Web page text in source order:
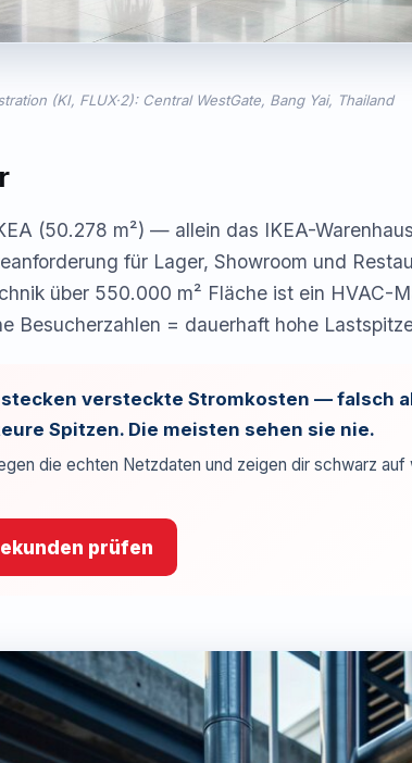
(KI, FLUX·2): Central WestGate, Bang Yai, Thailand
(50.278 m²) — allein das IKEA-
für Lager, Showroom und
über 550.000 m² Fläche ist ein HVAC-
Besucherzahlen = dauerhaft hohe
versteckte Stromkosten — falsch
Spitzen. Die meisten sehen sie nie.
die echten Netzdaten und zeigen dir schwarz auf
prüfen